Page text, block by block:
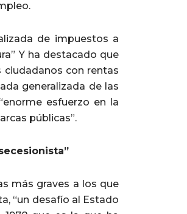
de impuestos a
Y ha destacado que
ciudadanos con rentas
generalizada de las
esfuerzo en la
públicas”.
más graves a los que
“un desafío al Estado